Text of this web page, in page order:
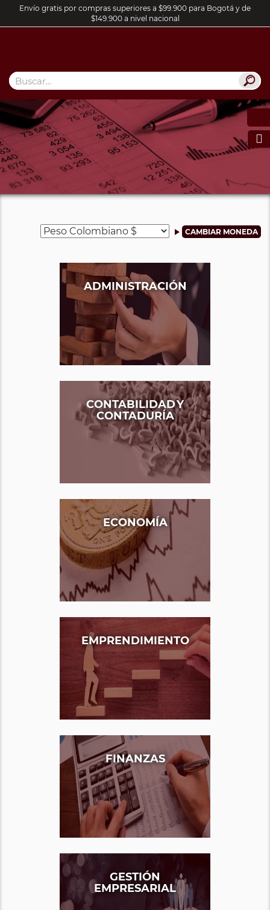
Envío gratis por compras superiores a $99.900 para Bogotá y de
$149.900 a nivel nacional

ADMINISTRACIÓN
CONTABILIDAD Y
CONTADURÍA
ECONOMÍA
EMPRENDIMIENTO
FINANZAS
GESTIÓN
EMPRESARIAL